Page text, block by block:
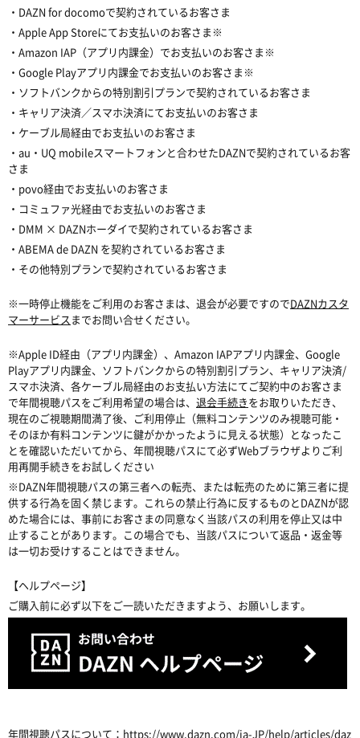
・DAZN for docomoで契約されているお客さま
・Apple App Storeにてお支払いのお客さま※
・Amazon IAP（アプリ内課金）でお支払いのお客さま※
・Google Playアプリ内課金でお支払いのお客さま※
・ソフトバンクからの特別割引プランで契約されているお客さま
・キャリア決済／スマホ決済にてお支払いのお客さま
・ケーブル局経由でお支払いのお客さま
・au・UQ mobileスマートフォンと合わせたDAZNで契約されているお客
さま
・povo経由でお支払いのお客さま
・コミュファ光経由でお支払いのお客さま
・DMM × DAZNホーダイで契約されているお客さま
・ABEMA de DAZN を契約されているお客さま
・その他特別プランで契約されているお客さま
※一時停止機能をご利用のお客さまは、退会が必要ですのでDAZNカスタ
マーサービス までお問い合せください。
※Apple ID経由（アプリ内課金）、Amazon IAPアプリ内課金、Google
Playアプリ内課金、ソフトバンクからの特別割引プラン、キャリア決済/
スマホ決済、各ケーブル局経由のお支払い方法にてご契約中のお客さま
で年間視聴パスをご利用希望の場合は、 退会手続きをお取りいただき、
現在のご視聴期間満了後、ご利用停止（無料コンテンツのみ視聴可能・
そのほか有料コンテンツに鍵がかかったように見える状態）となったこ
とを確認いただいてから、年間視聴パスにて必ずWebブラウザよりご利
用再開手続きをお試しください
※DAZN年間視聴パスの第三者への転売、または転売のために第三者に提
供する行為を固く禁じます。これらの禁止行為に反するものとDAZNが認
めた場合には、事前にお客さまの同意なく当該パスの利用を停止又は中
止することがあります。この場合でも、当該パスについて返品・返金等
は一切お受けすることはできません。
【ヘルプページ】
ご購入前に必ず以下をご一読いただきますよう、お願いします。
年間視聴パスについて： https://www.dazn.com/ja-JP/help/articles/daz